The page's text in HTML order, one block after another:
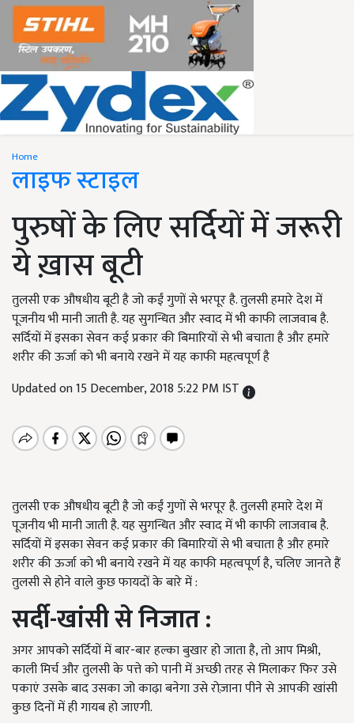
Home
लाइफ स्टाइल
पुरुषों के लिए सर्दियों में जरूरी
ये ख़ास बूटी
तुलसी एक औषधीय बूटी है जो कईं गुणों से भरपूर है. तुलसी हमारे देश में
पूजनीय भी मानी जाती है. यह सुगन्धित और स्वाद में भी काफी लाजवाब है.
सर्दियों में इसका सेवन कई प्रकार की बिमारियों से भी बचाता है और हमारे
शरीर की ऊर्जा को भी बनाये रखने में यह काफी महत्वपूर्ण है
Updated on 15 December, 2018 5:22 PM IST
तुलसी एक औषधीय बूटी है जो कईं गुणों से भरपूर है. तुलसी हमारे देश में
पूजनीय भी मानी जाती है. यह सुगन्धित और स्वाद में भी काफी लाजवाब है.
सर्दियों में इसका सेवन कई प्रकार की बिमारियों से भी बचाता है और हमारे
शरीर की ऊर्जा को भी बनाये रखने में यह काफी महत्वपूर्ण है, चलिए जानते हैं
तुलसी से होने वाले कुछ फायदों के बारे में :
सर्दी-खांसी से निजात :
अगर आपको सर्दियों में बार-बार हल्का बुखार हो जाता है, तो आप मिश्री,
काली मिर्च और तुलसी के पत्ते को पानी में अच्छी तरह से मिलाकर फिर उसे
पकाएं उसके बाद उसका जो काढ़ा बनेगा उसे रोज़ाना पीने से आपकी खांसी
कुछ दिनों में ही गायब हो जाएगी.